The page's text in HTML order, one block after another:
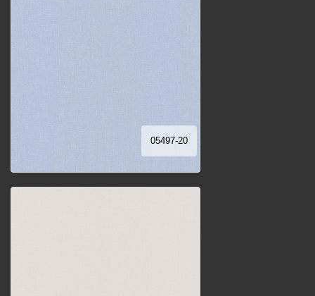
05497-20